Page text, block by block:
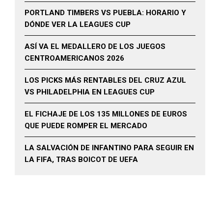
PORTLAND TIMBERS VS PUEBLA: HORARIO Y
DÓNDE VER LA LEAGUES CUP
ASÍ VA EL MEDALLERO DE LOS JUEGOS
CENTROAMERICANOS 2026
LOS PICKS MÁS RENTABLES DEL CRUZ AZUL
VS PHILADELPHIA EN LEAGUES CUP
EL FICHAJE DE LOS 135 MILLONES DE EUROS
QUE PUEDE ROMPER EL MERCADO
LA SALVACIÓN DE INFANTINO PARA SEGUIR EN
LA FIFA, TRAS BOICOT DE UEFA